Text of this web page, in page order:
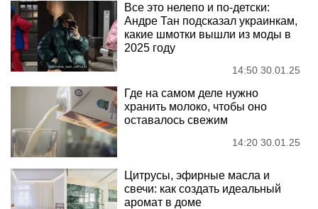
Все это нелепо и по-детски:
Андре Тан подсказал украинкам,
какие шмотки вышли из моды в
2025 году
14:50 30.01.25
Где на самом деле нужно
хранить молоко, чтобы оно
оставалось свежим
14:20 30.01.25
Цитрусы, эфирные масла и
свечи: как создать идеальный
аромат в доме